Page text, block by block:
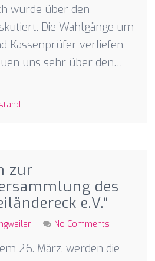
wurde über den
Die Wahlgänge um
Kassenprüfer verliefen
uns sehr über den…
zur
des
e.V.“
No Comments
26. März, werden die